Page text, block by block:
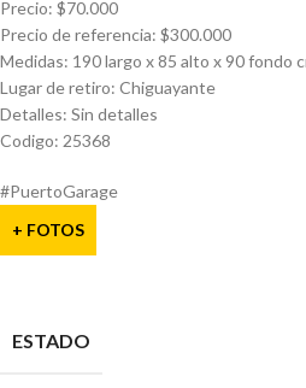
Precio: $70.000
Precio de referencia: $300.000
Medidas: 190 largo x 85 alto x 90 fondo
Lugar de retiro: Chiguayante
Detalles: Sin detalles
Codigo: 25368
#PuertoGarage
+ FOTOS
ESTADO